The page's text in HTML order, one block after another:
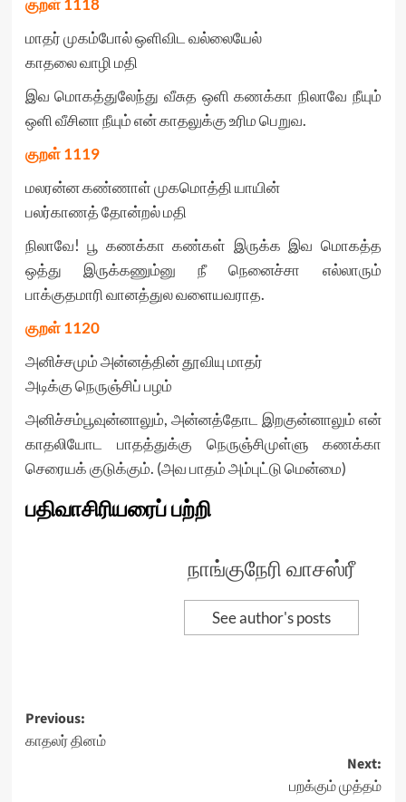
குறள்1118
மாதர் முகம்போல் ஒளிவிட வல்லையேல்
காதலை வாழி மதி
இவ மொகத்துலேந்து வீசுத ஒளி கணக்கா நிலாவே நீயும்
ஒளி வீசினா நீயும் என் காதலுக்கு உரிம பெறுவ.
குறள்1119
மலரன்ன கண்ணாள் முகமொத்தி யாயின்
பலர்காணத் தோன்றல் மதி
நிலாவே! பூ கணக்கா கண்கள் இருக்க இவ மொகத்த
ஒத்து இருக்கணும்னு நீ நெனைச்சா எல்லாரும்
பாக்குதமாரி வானத்துல வளையவராத.
குறள்1120
அனிச்சமும் அன்னத்தின் தூவியு மாதர்
அடிக்கு நெருஞ்சிப் பழம்
அனிச்சம்பூவுன்னாலும், அன்னத்தோட இறகுன்னாலும் என்
காதலியோட பாதத்துக்கு நெருஞ்சிமுள்ளு கணக்கா
செரையக் குடுக்கும். (அவ பாதம் அம்புட்டு மென்மை)
பதிவாசிரியரைப் பற்றி
நாங்குநேரி வாசஸ்ரீ
See author's posts
Post
navigation
Previous:
காதலர் தினம்
Next:
பறக்கும் முத்தம்